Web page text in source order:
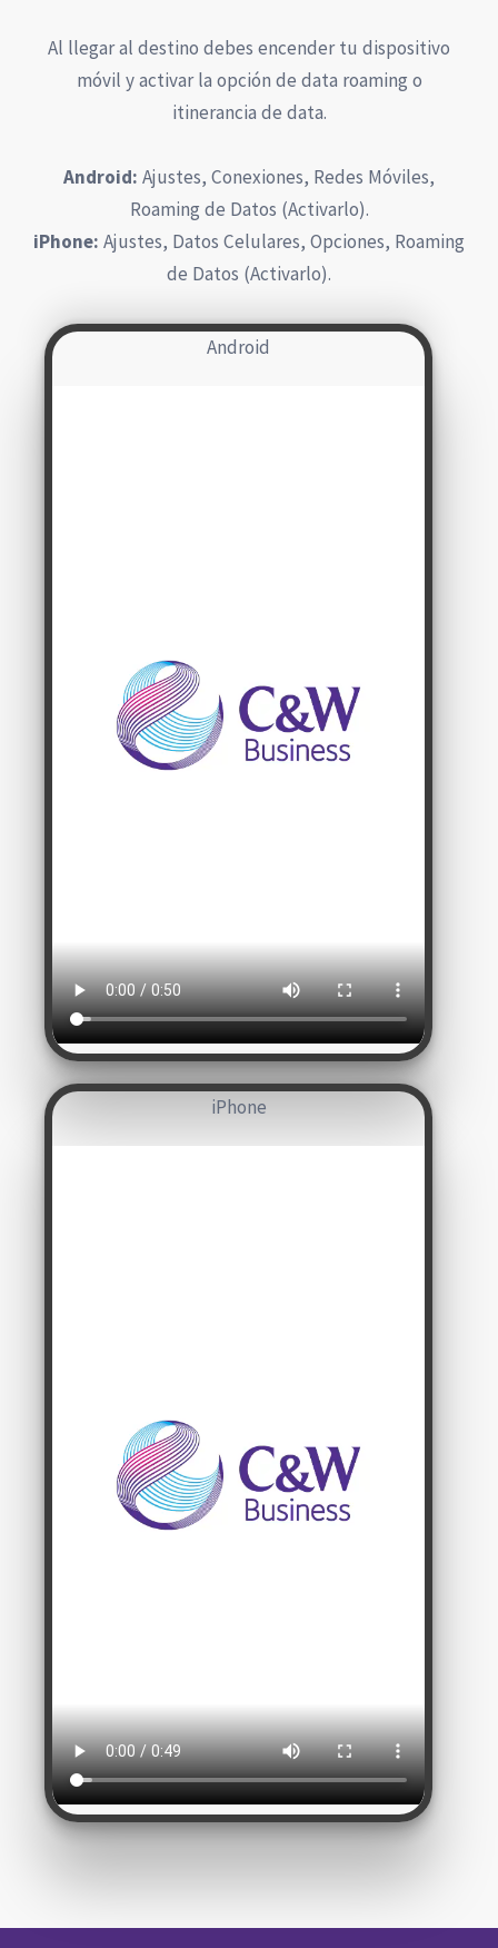
Al llegar al destino debes encender tu dispositivo
móvil y activar la opción de data roaming o
itinerancia de data.
Android: Ajustes, Conexiones, Redes Móviles,
Roaming de Datos (Activarlo).
iPhone: Ajustes, Datos Celulares, Opciones, Roaming
de Datos (Activarlo).
Android
iPhone